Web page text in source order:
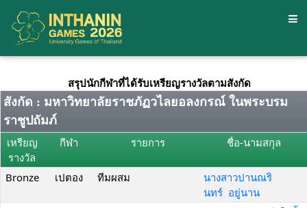
สรุปนักกีฬาที่ได้รับเหรียญรางวัลตามสังกัด
สังกัด : มหาวิทยาลัยราชภัฏวไลยอลงกรณ์ ในพระบรม
ราชูปถัมภ์
เหรียญ
รางวัล
กีฬา รายการ ชื่อ-นามสกุล
Bronze เปตอง ทีมผสม
นางสาวปานณริ
นทร์ อยู่นาน